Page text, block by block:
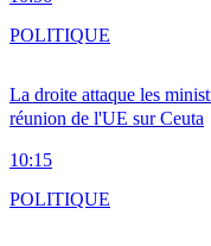
La droite attaque les
réunion de l'UE sur Ceuta
10:15
POLITIQUE
POLITIQUE